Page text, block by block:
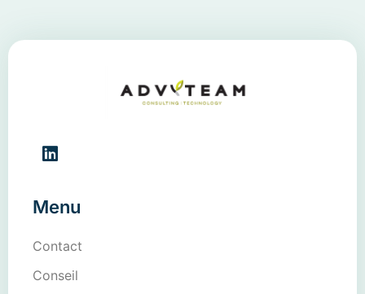
Menu
Contact
Conseil